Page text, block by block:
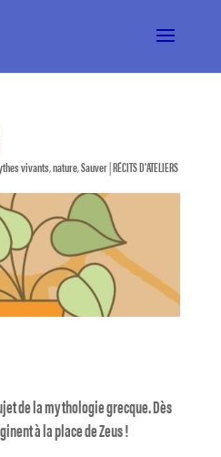
vivants,nature,Sauver|RÉCITS D'ATELIERS
de la mythologie grecque. Dès
à la place de Zeus !